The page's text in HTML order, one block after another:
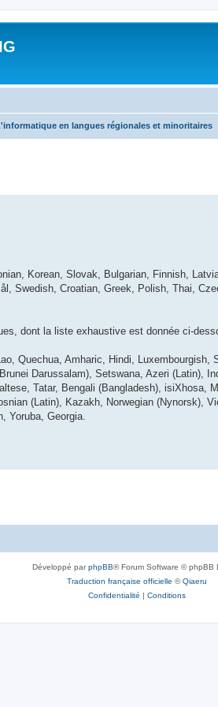
en langues régionales et minoritaires
Korean, Slovak, Bulgarian, Finnish,
Swedish, Croatian, Greek, Polish, Thai,
dont la liste exhaustive est donnée ci-
Quechua, Amharic, Hindi, Luxembourgish,
Darussalam), Setswana, Azeri (Latin),
Tatar, Bengali (Bangladesh), isiXhosa,
(Latin), Kazakh, Norwegian (Nynorsk),
Yoruba, Georgia.
Développé parphpBB® Forum Software © phpBB
Traduction française officielle ©Qiaeru
Confidentialité | Conditions